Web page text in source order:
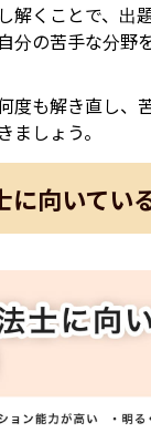
解くことで、出
分の苦手な分野
度も解き直し、
ましょう。
に向いてい